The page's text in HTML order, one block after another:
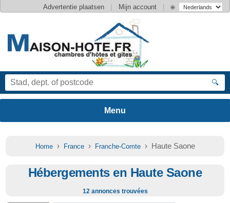
Advertentie plaatsen | Mijn account | 🌐
🔍
Home› France› Franche-Comte› Haute Saone
Hébergements en Haute Saone
12 annonces trouvées